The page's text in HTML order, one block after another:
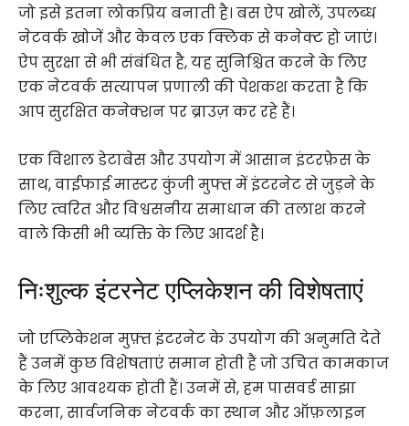
जो इसे इतना लोकप्रिय बनाती है। बस ऐप खोलें, उपलब्ध
नेटवर्क खोजें और केवल एक क्लिक से कनेक्ट हो जाएं।
ऐप सुरक्षा से भी संबंधित है, यह सुनिश्चित करने के लिए
एक नेटवर्क सत्यापन प्रणाली की पेशकश करता है कि
आप सुरक्षित कनेक्शन पर ब्राउज़ कर रहे हैं।
एक विशाल डेटाबेस और उपयोग में आसान इंटरफ़ेस के
साथ, वाईफाई मास्टर कुंजी मुफ्त में इंटरनेट से जुड़ने के
लिए त्वरित और विश्वसनीय समाधान की तलाश करने
वाले किसी भी व्यक्ति के लिए आदर्श है।
निःशुल्क इंटरनेट एप्लिकेशन की विशेषताएं
जो एप्लिकेशन मुफ़्त इंटरनेट के उपयोग की अनुमति देते
हैं उनमें कुछ विशेषताएं समान होती हैं जो उचित कामकाज
के लिए आवश्यक होती हैं। उनमें से, हम पासवर्ड साझा
करना, सार्वजनिक नेटवर्क का स्थान और ऑफ़लाइन